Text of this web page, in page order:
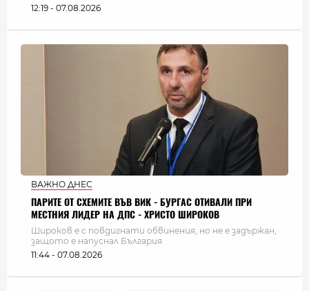
12:19 - 07.08.2026
ВАЖНО ДНЕС
ПАРИТЕ ОТ СХЕМИТЕ ВЪВ ВИК - БУРГАС ОТИВАЛИ ПРИ
МЕСТНИЯ ЛИДЕР НА ДПС - ХРИСТО ШИРОКОВ
Широков е с повдигнати обвинения, но не е задържан,
защото е напуснал България
11:44 - 07.08.2026